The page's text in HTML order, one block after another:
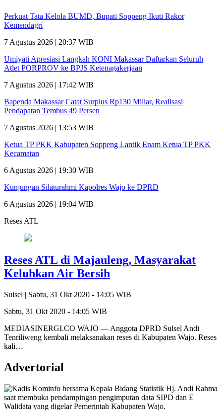
Perkuat Tata Kelola BUMD, Bupati Soppeng Ikuti Rakor
Kemendagri
7 Agustus 2026 | 20:37 WIB
Umiyati Apresiasi Langkah KONI Makassar Daftarkan Seluruh
Atlet PORPROV ke BPJS Ketenagakerjaan
7 Agustus 2026 | 17:42 WIB
Bapenda Makassar Catat Surplus Rp130 Miliar, Realisasi
Pendapatan Tembus 49 Persen
7 Agustus 2026 | 13:53 WIB
Ketua TP PKK Kabupaten Soppeng Lantik Enam Ketua TP PKK
Kecamatan
6 Agustus 2026 | 19:30 WIB
Kunjungan Silaturahmi Kapolres Wajo ke DPRD
6 Agustus 2026 | 19:04 WIB
Reses ATL
Reses ATL di Majauleng, Masyarakat
Keluhkan Air Bersih
Sulsel | Sabtu, 31 Okt 2020 - 14:05 WIB
Sabtu, 31 Okt 2020 - 14:05 WIB
MEDIASINERGI.CO WAJO — Anggota DPRD Sulsel Andi
Tenriliweng kembali melaksanakan reses di Kabupaten Wajo. Reses
kali…
Advertorial